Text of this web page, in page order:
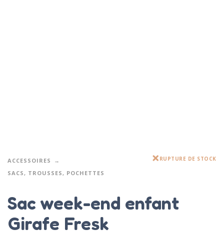
ACCESSOIRES
SACS, TROUSSES, POCHETTES
RUPTURE DE STOCK
Sac week-end enfant
Girafe Fresk